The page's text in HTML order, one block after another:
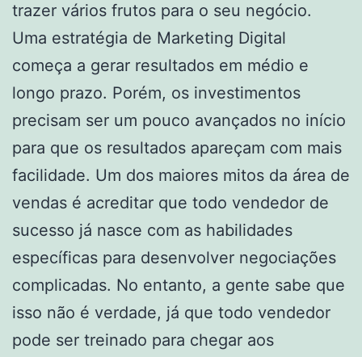
trazer vários frutos para o seu negócio.
Uma estratégia de Marketing Digital
começa a gerar resultados em médio e
longo prazo. Porém, os investimentos
precisam ser um pouco avançados no início
para que os resultados apareçam com mais
facilidade. Um dos maiores mitos da área de
vendas é acreditar que todo vendedor de
sucesso já nasce com as habilidades
específicas para desenvolver negociações
complicadas. No entanto, a gente sabe que
isso não é verdade, já que todo vendedor
pode ser treinado para chegar aos